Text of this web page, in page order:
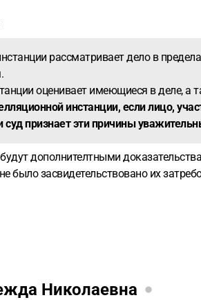
рассматривает дело в
оценивает имеющиеся в деле, а
инстанции, если лицо,
суд признает эти причины
дополнителтными
было засвидетельствовано их
Николаевна